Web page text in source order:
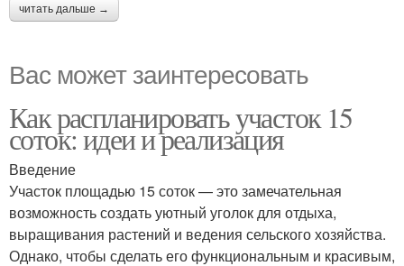
читать дальше →
Вас может заинтересовать
Как распланировать участок 15
соток: идеи и реализация
Введение
Участок площадью 15 соток — это замечательная
возможность создать уютный уголок для отдыха,
выращивания растений и ведения сельского хозяйства.
Однако, чтобы сделать его функциональным и красивым,